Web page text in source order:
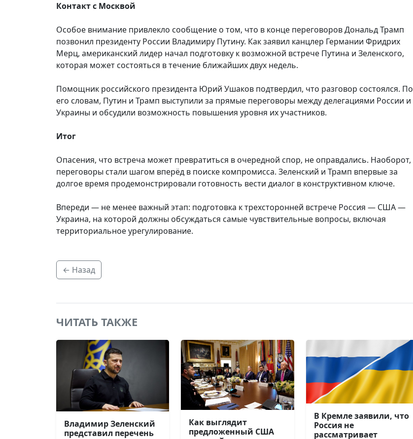
Контакт с Москвой
Особое внимание привлекло сообщение о том, что в конце переговоров Дональд Трамп
позвонил президенту России Владимиру Путину. Как заявил канцлер Германии Фридрих
Мерц, американский лидер начал подготовку к возможной встрече Путина и Зеленского,
которая может состояться в течение ближайших двух недель.
Помощник российского президента Юрий Ушаков подтвердил, что разговор состоялся. По
его словам, Путин и Трамп выступили за прямые переговоры между делегациями России и
Украины и обсудили возможность повышения уровня их участников.
Итог
Опасения, что встреча может превратиться в очередной спор, не оправдались. Наоборот,
переговоры стали шагом вперёд в поиске компромисса. Зеленский и Трамп впервые за
долгое время продемонстрировали готовность вести диалог в конструктивном ключе.
Впереди — не менее важный этап: подготовка к трехсторонней встрече Россия — США —
Украина, на которой должны обсуждаться самые чувствительные вопросы, включая
территориальное урегулирование.
← Назад
ЧИТАТЬ ТАКЖЕ
Владимир Зеленский
представил перечень
Как выглядит
предложенный США
В Кремле заявили, что
Россия не
рассматривает